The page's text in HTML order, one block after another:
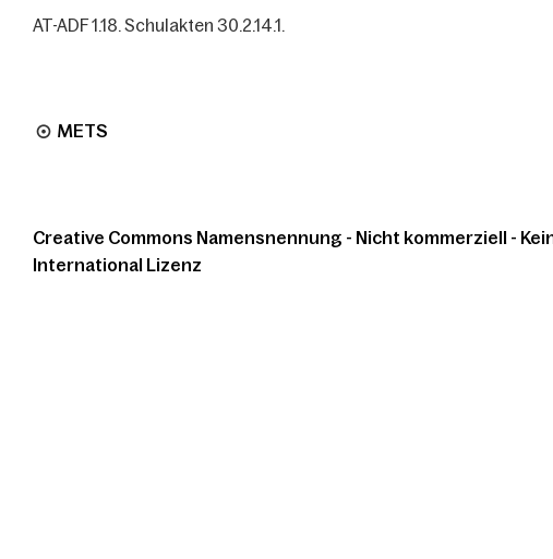
AT-ADF 1.18. Schulakten 30.2.14.1.
METS
Creative Commons Namensnennung - Nicht kommerziell -
International Lizenz